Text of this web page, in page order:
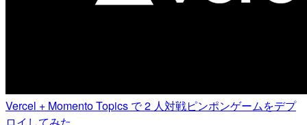
Vercel + Momento Topics で 2 人対戦ピンポンゲームをデプ
ロイしてみた